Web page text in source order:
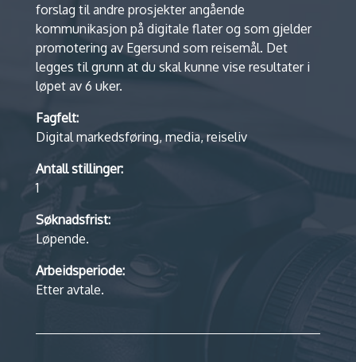
forslag til andre prosjekter angående
kommunikasjon på digitale flater og som gjelder
promotering av Egersund som reisemål. Det
legges til grunn at du skal kunne vise resultater i
løpet av 6 uker.
Fagfelt:
Digital markedsføring, media, reiseliv
Antall stillinger:
1
Søknadsfrist:
Løpende.
Arbeidsperiode:
Etter avtale.